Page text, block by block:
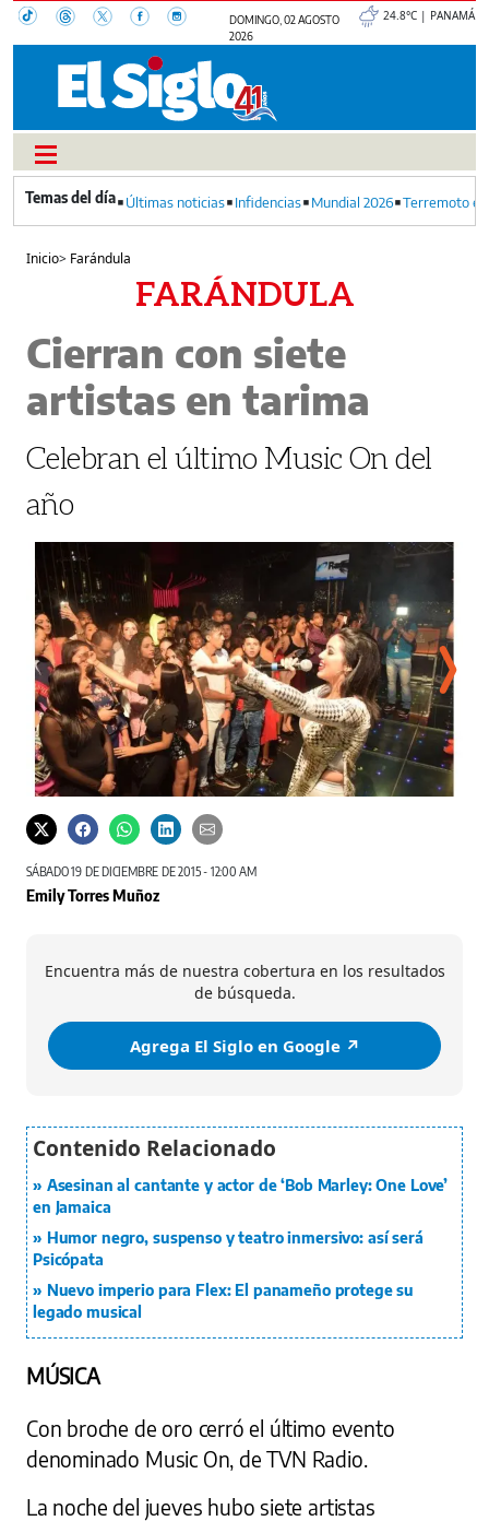
DOMINGO, 02 AGOSTO
2026
24.8°C | PANAMÁ
Últimas noticias Infidencias Mundial 2026 Terremoto
Inicio> Farándula
FARÁNDULA
Cierran con siete
artistas en tarima
Celebran el último Music On del
año
Dayana Sáez fue una de los artistas invitados.
SÁBADO 19 DE DICIEMBRE DE 2015 - 12:00 AM
Emily Torres Muñoz
Encuentra más de nuestra cobertura en los resultados
de búsqueda.
Agrega El Siglo en Google ↗️
Asesinan al cantante y actor de ‘Bob Marley: One Love’
en Jamaica
Humor negro, suspenso y teatro inmersivo: así será
Psicópata
Nuevo imperio para Flex: El panameño protege su
legado musical
MÚSICA
Con broche de oro cerró el último evento
denominado Music On, de TVN Radio.
La noche del jueves hubo siete artistas